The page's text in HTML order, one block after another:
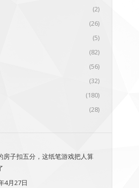
(2)
(26)
(5)
(82)
(56)
(32)
(180)
(28)
房子扣五分，这纸笔游戏把人算
4月27日